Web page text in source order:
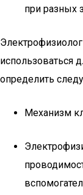
при разных
использоваться
определить
Механизм